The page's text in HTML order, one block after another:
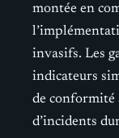
montée en
invasifs. Les
indicateurs
de conformité
d’incidents